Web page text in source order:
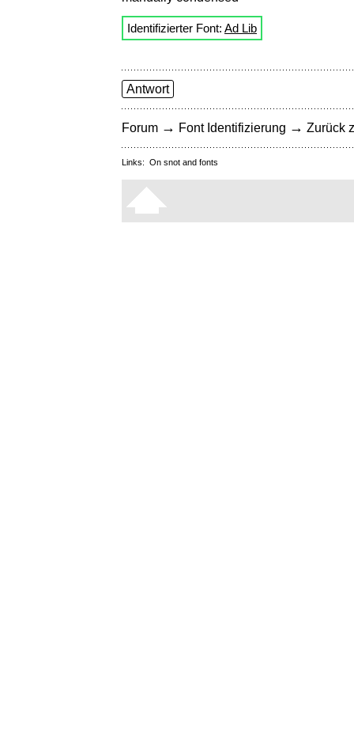
Identifizierter Font: Ad Lib
Antwort
Forum → Font Identifizierung → Zurück
Links: On snot and fonts